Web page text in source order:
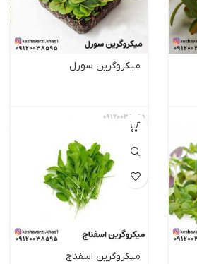
میکروگرین سورل
میکروگرین اسفناج